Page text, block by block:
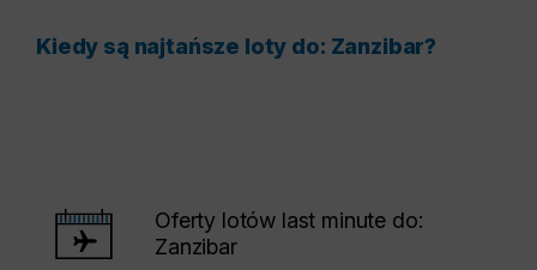
Kiedy są najtańsze loty do: Zanzibar?
Oferty lotów last minute do:
Zanzibar